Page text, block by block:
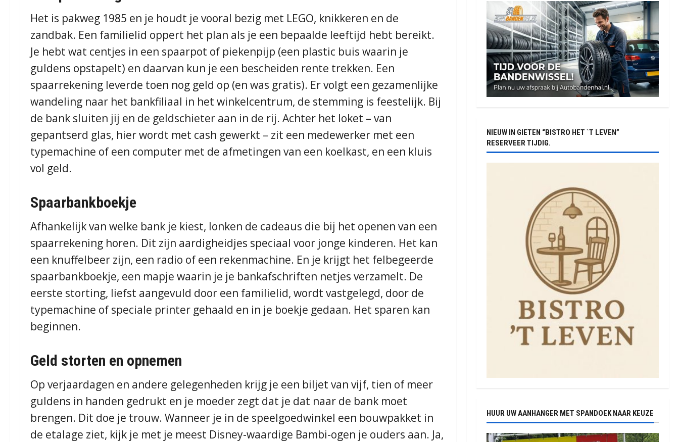
Het is pakweg 1985 en je houdt je vooral bezig met LEGO, knikkeren en de
zandbak. Een familielid oppert het plan als je een bepaalde leeftijd hebt bereikt.
Je hebt wat centjes in een spaarpot of piekenpijp (een plastic buis waarin je
guldens opstapelt) en daarvan kun je een bescheiden rente trekken. Een
spaarrekening leverde toen nog geld op (en was gratis). Er volgt een gezamenlijke
wandeling naar het bankfiliaal in het winkelcentrum, de stemming is feestelijk. Bij
de bank sluiten jij en de geldschieter aan in de rij. Achter het loket – van
gepantserd glas, hier wordt met cash gewerkt – zit een medewerker met een
typemachine of een computer met de afmetingen van een koelkast, en een kluis
vol geld.
Spaarbankboekje
Afhankelijk van welke bank je kiest, lonken de cadeaus die bij het openen van een
spaarrekening horen. Dit zijn aardigheidjes speciaal voor jonge kinderen. Het kan
een knuffelbeer zijn, een radio of een rekenmachine. En je krijgt het felbegeerde
spaarbankboekje, een mapje waarin je je bankafschriften netjes verzamelt. De
eerste storting, liefst aangevuld door een familielid, wordt vastgelegd, door de
typemachine of speciale printer gehaald en in je boekje gedaan. Het sparen kan
beginnen.
Geld storten en opnemen
Op verjaardagen en andere gelegenheden krijg je een biljet van vijf, tien of meer
guldens in handen gedrukt en je moeder zegt dat je dat naar de bank moet
brengen. Dit doe je trouw. Wanneer je in de speelgoedwinkel een bouwpakket in
de etalage ziet, kijk je met je meest Disney-waardige Bambi-ogen je ouders aan. Ja,
NIEUW IN GIETEN “BISTRO HET `T LEVEN”
RESERVEER TIJDIG.
HUUR UW AANHANGER MET SPANDOEK NAAR KEUZE